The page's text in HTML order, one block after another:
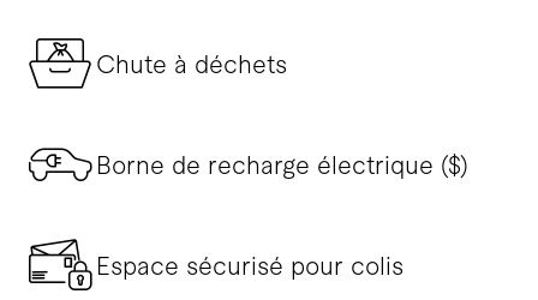
Chute à déchets
Borne de recharge électrique ($)
Espace sécurisé pour colis